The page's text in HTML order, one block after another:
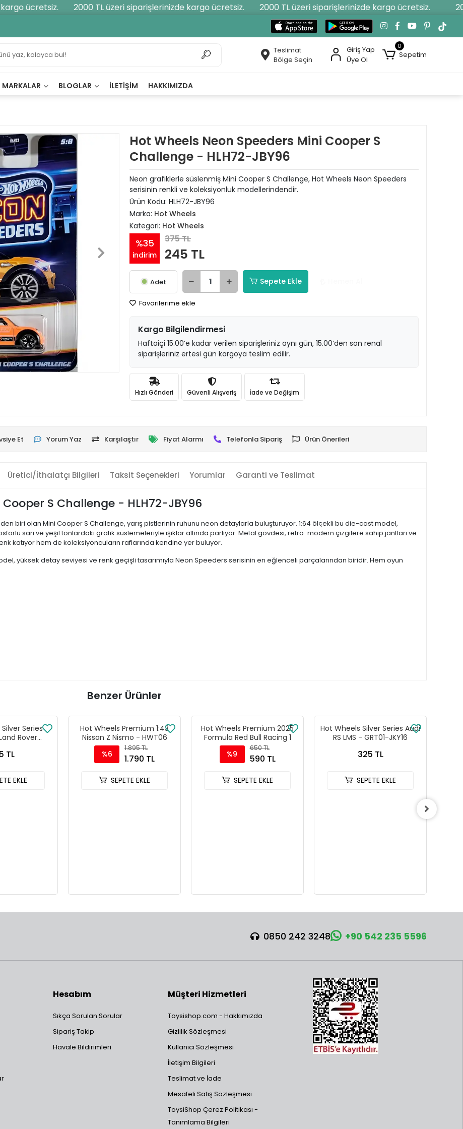
ücretsiz. 2000 TL üzeri siparişlerinizde kargo ücretsiz. 2000 TL üzeri siparişlerinizde kargo ücretsiz.
Teslimat
Bölge Seçin
Giriş Yap
Üye Ol
0
Sepetim
MARKALAR BLOGLAR İLETIŞIM HAKKIMIZDA
Hot Wheels Neon Speeders Mini Cooper S
Challenge - HLH72-JBY96
Neon grafiklerle süslenmiş Mini Cooper S Challenge, Hot Wheels Neon Speeders
serisinin renkli ve koleksiyonluk modellerindendir.
Ürün Kodu: HLH72-JBY96
Marka: Hot Wheels
Kategori: Hot Wheels
%35
indirim
375 TL
245 TL
Adet Sepete Ekle
Favorilerime ekle
Kargo Bilgilendirmesi
Haftaiçi 15.00’e kadar verilen siparişleriniz aynı gün, 15.00’den son renal
siparişleriniz ertesi gün kargoya teslim edilir.
Hızlı Gönderi Güvenli Alışveriş İade ve Değişim
Et Yorum Yaz Karşılaştır Fiyat Alarmı Telefonla Sipariş Ürün Önerileri
Üretici/İthalatçı Bilgileri Taksit Seçenekleri Yorumlar Garanti ve Teslimat
S Challenge - HLH72-JBY96
biri olan Mini Cooper S Challenge, yarış pistlerinin ruhunu neon detaylarla buluşturuyor. 1:64 ölçekli bu die-cast model,
sarı ve yeşil tonlardaki grafik süslemeleriyle ışıklar altında parlıyor. Metal gövdesi, retro-modern çizgilere sahip jantları ve
katıyor hem de koleksiyoncuların raflarında kendine yer buluyor.
yüksek detay seviyesi ve renk geçişli tasarımıyla Neon Speeders serisinin en eğlenceli parçalarından biridir. Hem oyun
Benzer Ürünler
Series
Rover
TL
EKLE
Hot Wheels Premium 1:43
Nissan Z Nismo - HWT06
%6
1.895 TL
1.790 TL
SEPETE EKLE
Hot Wheels Premium 2025
Formula Red Bull Racing 1
%9
650 TL
590 TL
SEPETE EKLE
Hot Wheels Silver Series Audi
RS LMS - GRT01-JKY16
325 TL
SEPETE EKLE
0850 242 3248 +90 542 235 5596
Hesabım
Sıkça Sorulan Sorular
Sipariş Takip
Havale Bildirimleri
Müşteri Hizmetleri
Toysishop.com - Hakkımızda
Gizlilik Sözleşmesi
Kullanıcı Sözleşmesi
İletişim Bilgileri
Teslimat ve İade
Mesafeli Satış Sözleşmesi
ToysiShop Çerez Politikası -
Tanımlama Bilgileri